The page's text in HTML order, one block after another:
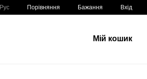
Рус Порівняння Бажання Вхід
Мій кошик